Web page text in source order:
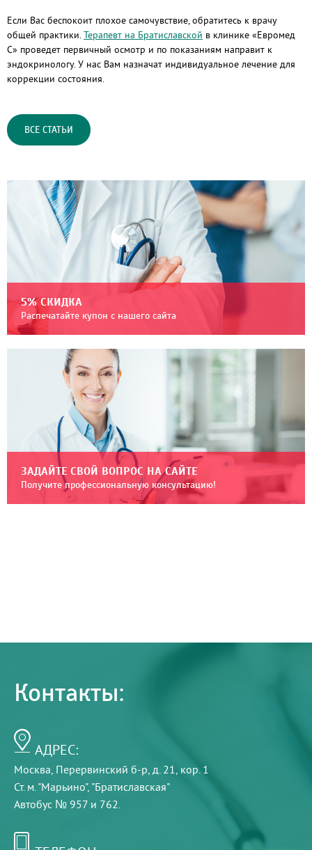
Если Вас беспокоит плохое самочувствие, обратитесь к врачу
общей практики.Терапевт на Братиславской в клинике «Евромед
С» проведет первичный осмотр и по показаниям направит к
эндокринологу. У нас Вам назначат индивидуальное лечение для
коррекции состояния.
ВСЕ СТАТЬИ
5% СКИДКА
Распечатайте купон с нашего сайта
ЗАДАЙТЕ СВОЙ ВОПРОС НА САЙТЕ
Получите профессиональную консультацию!
Контакты:
АДРЕС:
Москва, Перервинский б-р, д. 21, кор. 1
Ст. м. "Марьино", "Братиславская"
Автобус № 957 и 762.